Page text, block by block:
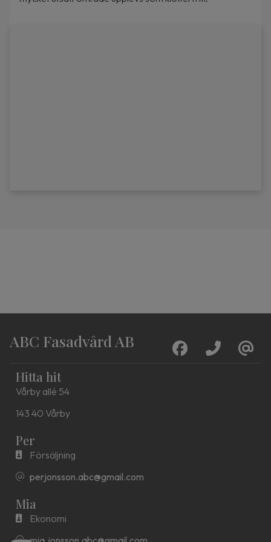
ABC Fasadvård AB
Hitta hit
Vårby allé 54
143 40 Vårby
Per
Försäljning
perjonsson.abc@gmail.com
Mia
Ekonomi